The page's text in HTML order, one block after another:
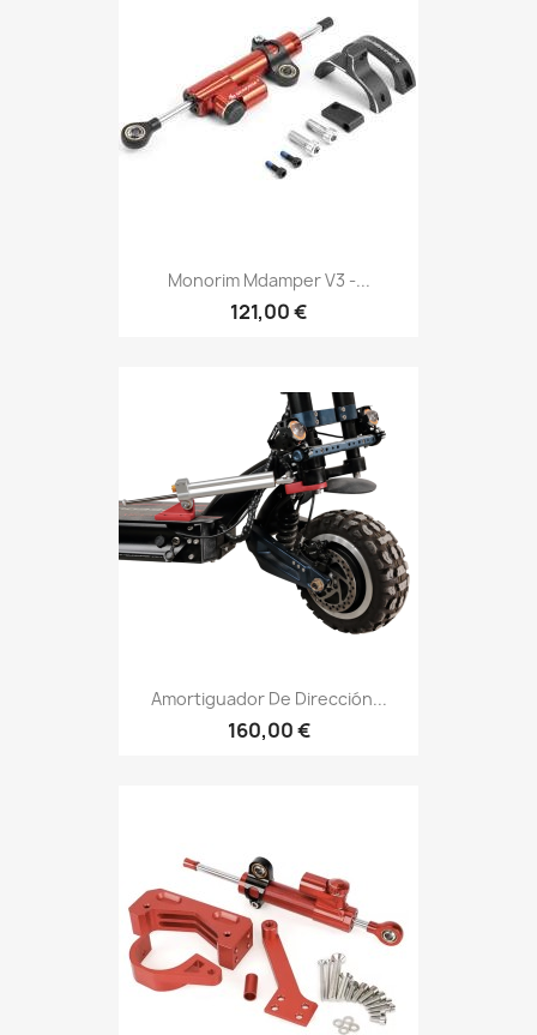
Monorim Mdamper V3 -...
121,00 €
Amortiguador De Dirección...
160,00 €